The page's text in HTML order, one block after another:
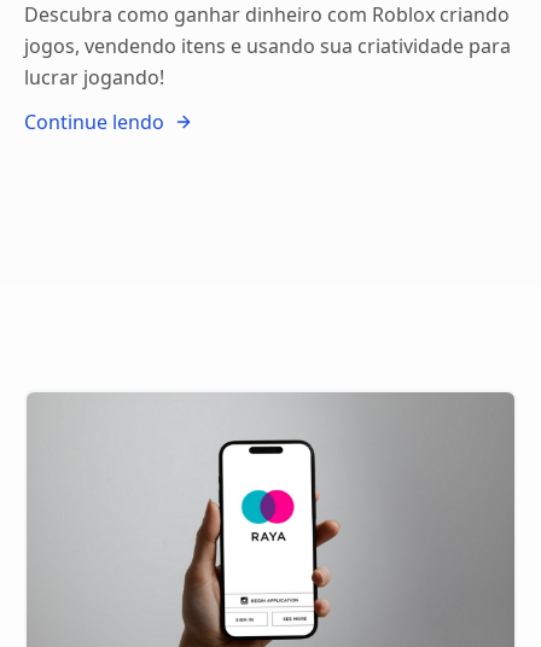
Descubra como ganhar dinheiro com Roblox criando
jogos, vendendo itens e usando sua criatividade para
lucrar jogando!
Continue lendo